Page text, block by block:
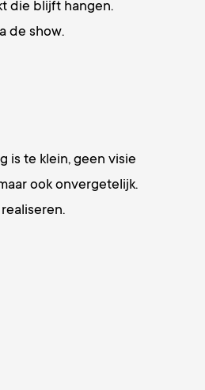
die blijft hangen.
de show.
is te klein, geen visie
ook onvergetelijk.